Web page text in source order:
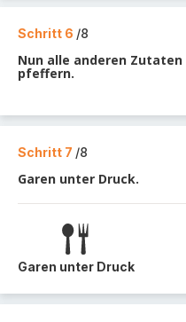
Schritt 6 /8
Nun alle anderen
pfeffern.
Schritt 7 /8
Garen unter Druck.
Garen unter Druck